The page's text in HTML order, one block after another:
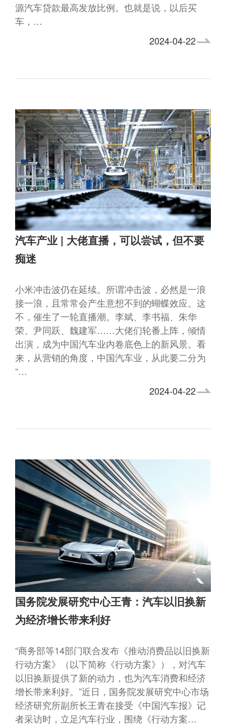
源汽车贷款最高发放比例。也就是说，以后买
车，…
2024-04-22
汽车产业 | 大佬直播，可以尝试，但不要
痴迷
小米冲击波仍在延续。所谓冲击波，必然是一浪
接一浪，且常常会产生意想不到的蝴蝶效应。这
不，催生了一轮直播潮。李斌、李书福、朱华
荣、尹同跃、魏建军……大佬们轮番上阵，倾情
出演，成为中国汽车业内卷底色上的新风景。看
来，从营销的角度，中国汽车业，从此要二分为
“…
2024-04-22
国务院发展研究中心王青：汽车以旧换新
为经济增长带来利好
“商务部等14部门联合发布《推动消费品以旧换新
行动方案》（以下简称《行动方案》），对汽车
以旧换新提供了新的动力，也为汽车消费和经济
增长带来利好。”近日，国务院发展研究中心市场
经济研究所副所长王青在接受《中国汽车报》记
者采访时，立足汽车行业，围绕《行动方案…